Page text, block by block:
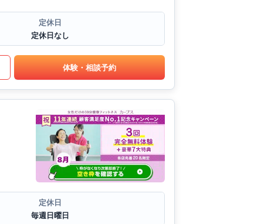
定休日
定休日なし
体験・相談予約
定休日
毎週日曜日